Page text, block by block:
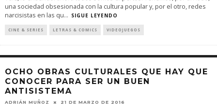
una sociedad obsesionada con la cultura popular y, por el otro, redes
narcisistas en las qu... SIGUE LEYENDO
CINE & SERIES LETRAS & COMICS VIDEOJUEGOS
OCHO OBRAS CULTURALES QUE HAY QUE
CONOCER PARA SER UN BUEN
ANTISISTEMA
ADRIÁN MUÑOZ 21 DE MARZO DE 2016